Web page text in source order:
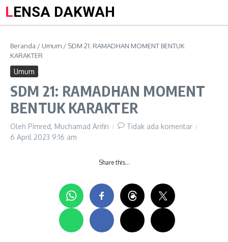
LENSA DAKWAH
Beranda / Umum / SDM 21: RAMADHAN MOMENT BENTUK
KARAKTER
Umum
SDM 21: RAMADHAN MOMENT
BENTUK KARAKTER
Oleh Pimred, Muchamad Arifin
Tidak ada komentar
6 April 2023 9:16 am
Share this…